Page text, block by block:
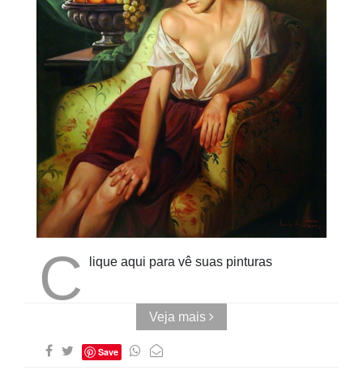
Quadrado
C lique aqui para vê suas pinturas
Veja mais
Save